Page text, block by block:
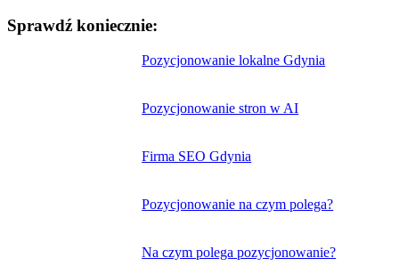
Sprawdź koniecznie:
Pozycjonowanie lokalne Gdynia
Pozycjonowanie stron w AI
Firma SEO Gdynia
Pozycjonowanie na czym polega?
Na czym polega pozycjonowanie?